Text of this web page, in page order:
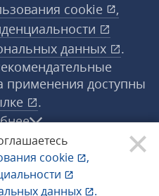
cookie
,
данных .
cookie
,
данных
.
применения доступны
.
®. Все права